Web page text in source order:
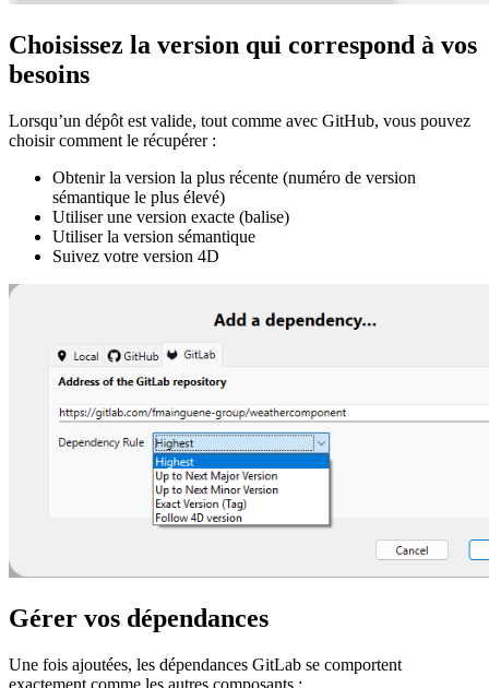
Choisissez la version qui correspond à vos
besoins
Lorsqu’un dépôt est valide, tout comme avec GitHub, vous pouvez
choisir comment le récupérer :
Obtenir la version la plus récente (numéro de version
sémantique le plus élevé)
Utiliser une version exacte (balise)
Utiliser la version sémantique
Suivez votre version 4D
Gérer vos dépendances
Une fois ajoutées, les dépendances GitLab se comportent
exactement comme les autres composants :